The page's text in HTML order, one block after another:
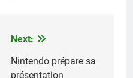
Next:
Nintendo prépare sa
présentation